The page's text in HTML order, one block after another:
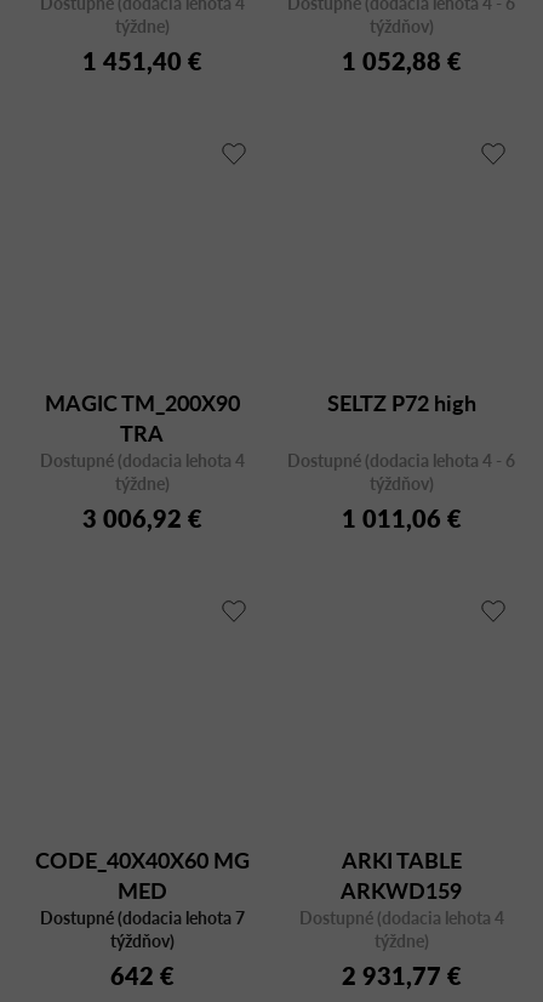
týždne)
1 451,40 €
týždňov)
1 052,88 €
MAGIC TM_200X90
TRA
Dostupné (dodacia lehota 4
týždne)
3 006,92 €
SELTZ P72 high
Dostupné (dodacia lehota 4 - 6
týždňov)
1 011,06 €
CODE_40X40X60 MG
MED
Dostupné (dodacia lehota 7
týždňov)
642 €
ARKI TABLE
ARKWD159
Dostupné (dodacia lehota 4
týždne)
2 931,77 €